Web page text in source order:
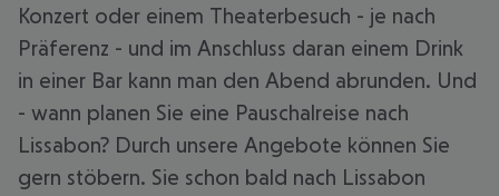
Konzert oder einem Theaterbesuch - je nach
Präferenz - und im Anschluss daran einem Drink
in einer Bar kann man den Abend abrunden. Und
- wann planen Sie eine Pauschalreise nach
Lissabon? Durch unsere Angebote können Sie
gern stöbern. Sie schon bald nach Lissabon